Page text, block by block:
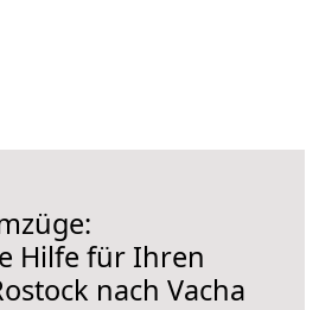
Hilfe für Ihren
nach Vacha